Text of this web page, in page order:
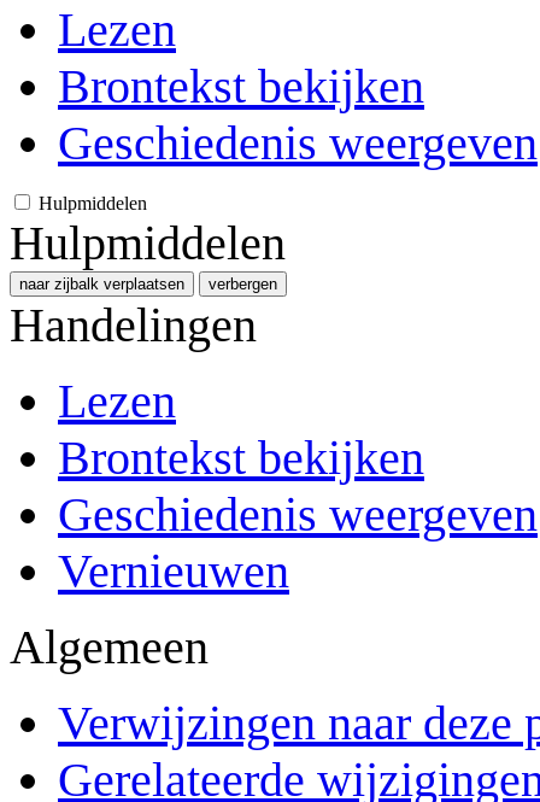
Lezen
Brontekst bekijken
Geschiedenis weergeven
Hulpmiddelen
Hulpmiddelen
naar zijbalk verplaatsen verbergen
Handelingen
Lezen
Brontekst bekijken
Geschiedenis weergeven
Vernieuwen
Algemeen
Verwijzingen naar deze
Gerelateerde